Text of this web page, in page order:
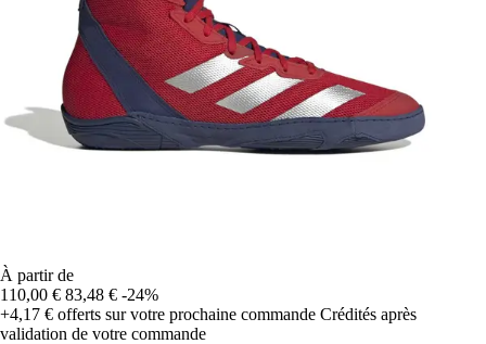
À partir de
110,00 € 83,48 € -24%
+4,17 € offerts sur votre prochaine commande Crédités après
validation de votre commande